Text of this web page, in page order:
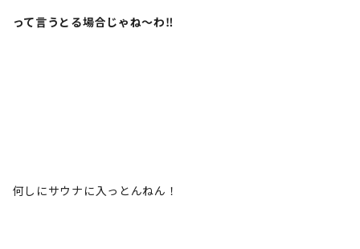
って言うとる場合じゃね～わ‼️
何しにサウナに入っとんねん！